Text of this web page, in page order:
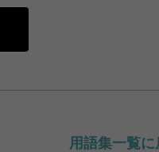
用語集一覧に